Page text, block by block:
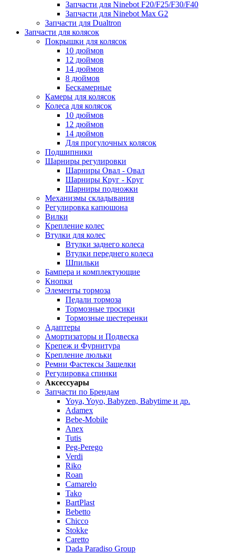
Запчасти для Ninebot F20/F25/F30/F40
Запчасти для Ninebot Max G2
Запчасти для Dualtron
Запчасти для колясок
Покрышки для колясок
10 дюймов
12 дюймов
14 дюймов
8 дюймов
Бескамерные
Камеры для колясок
Колеса для колясок
10 дюймов
12 дюймов
14 дюймов
Для прогулочных колясок
Подшипники
Шарниры регулировки
Шарниры Овал - Овал
Шарниры Круг - Круг
Шарниры подножки
Механизмы складывания
Регулировка капюшона
Вилки
Крепление колес
Втулки для колес
Втулки заднего колеса
Втулки переднего колеса
Шпильки
Бампера и комплектующие
Кнопки
Элементы тормоза
Педали тормоза
Тормозные тросики
Тормозные шестеренки
Адаптеры
Амортизаторы и Подвеска
Крепеж и Фурнитура
Крепление люльки
Ремни Фастексы Защелки
Регулировка спинки
Аксессуары
Запчасти по Брендам
Yoya, Yoyo, Babyzen, Babytime и др.
Adamex
Bebe-Mobile
Anex
Tutis
Peg-Perego
Verdi
Riko
Roan
Camarelo
Tako
BartPlast
Bebetto
Chicco
Stokke
Caretto
Dada Paradiso Group